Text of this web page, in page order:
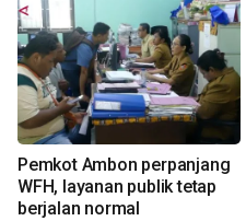
Pemkot Ambon perpanjang
WFH, layanan publik tetap
berjalan normal